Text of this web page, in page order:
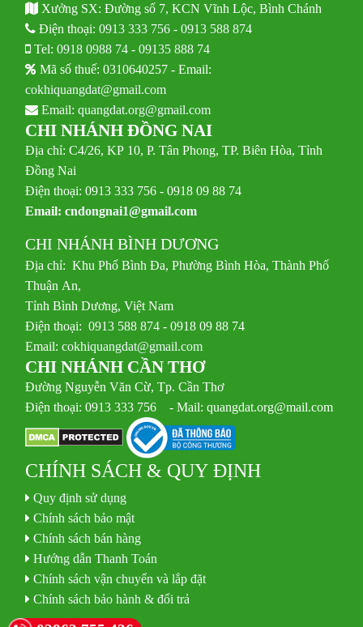
Xưởng SX: Đường số 7, KCN Vĩnh Lộc, Bình Chánh
Điện thoại:0913 333 756 -0913 588 874
Tel:0918 0988 74 -09135 888 74
Mã số thuế: 0310640257 - Email:
cokhiquangdat@gmail.com
Email:quangdat.org@gmail.com
CHI NHÁNH ĐỒNG NAI
Địa chỉ: C4/26, KP 10, P. Tân Phong, TP. Biên Hòa, Tỉnh
Đồng Nai
Điện thoại: 0913 333 756 - 0918 09 88 74
Email:cndongnai1@gmail.com
CHI NHÁNH BÌNH DƯƠNG
Địa chỉ: Khu Phố Bình Đa, Phường Bình Hòa, Thành Phố
Thuận An,
Tỉnh Bình Dương, Việt Nam
Điện thoại: 0913 588 874 - 0918 09 88 74
Email:cokhiquangdat@gmail.com
CHI NHÁNH CẦN THƠ
Đường Nguyễn Văn Cừ, Tp. Cần Thơ
Điện thoại: 0913 333 756 - Mail: quangdat.org@mail.com
CHÍNH SÁCH & QUY ĐỊNH
Quy định sử dụng
Chính sách bảo mật
Chính sách bán hàng
Hướng dẫn Thanh Toán
Chính sách vận chuyển và lắp đặt
Chính sách bảo hành & đổi trả